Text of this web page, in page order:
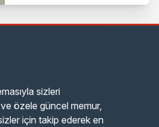
sizleri
özele güncel memur,
için takip ederek en